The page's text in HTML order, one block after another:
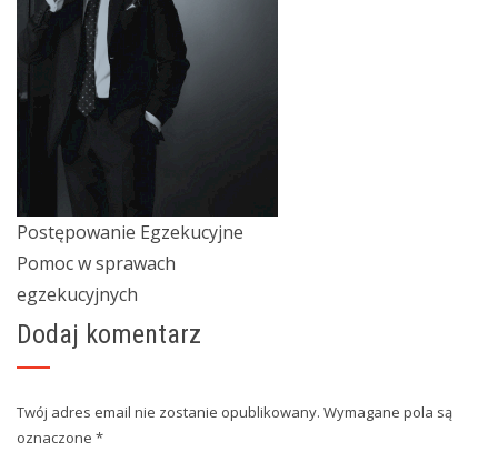
Postępowanie Egzekucyjne
Pomoc w sprawach
egzekucyjnych
Dodaj komentarz
Twój adres email nie zostanie opublikowany. Wymagane pola są
oznaczone *